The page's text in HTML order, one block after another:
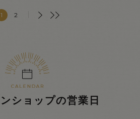
1 2
ショップの営業日